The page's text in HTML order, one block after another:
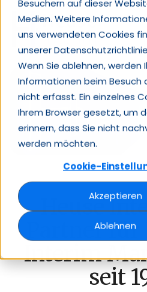
Besuchern auf dieser
Medien. Weitere
uns verwendeten Cookies
unserer
Wenn Sie ablehnen, werden
Informationen beim Besuch
nicht erfasst. Ein einzelnes
Ihrem Browser gesetzt, um
erinnern, dass Sie nicht
werden möchten.
Cookie-
Akzeptieren
Ablehnen
Heuse
Partner für
Interim
seit